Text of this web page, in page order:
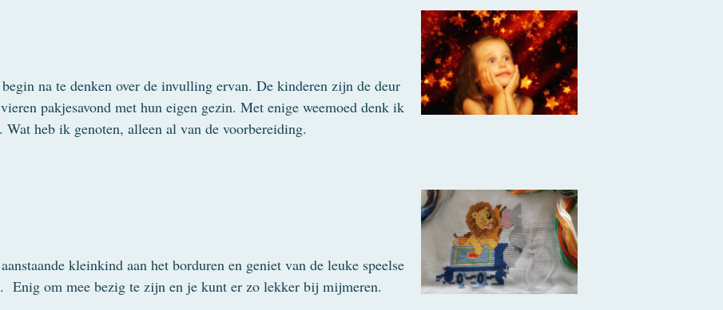
na te denken over de invulling ervan. De kinderen zijn de deur
pakjesavond met hun eigen gezin. Met enige weemoed denk ik
heb ik genoten, alleen al van de voorbereiding.
kleinkind aan het borduren en geniet van de leuke speelse
Enig om mee bezig te zijn en je kunt er zo lekker bij mijmeren.